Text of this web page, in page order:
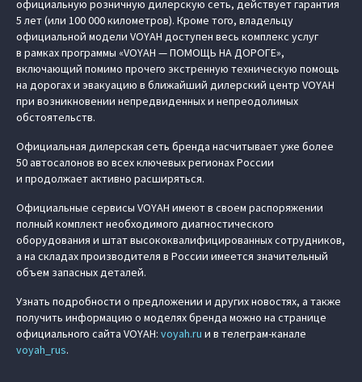
официальную розничную дилерскую сеть, действует гарантия
5 лет (или 100 000 километров). Кроме того, владельцу
официальной модели VOYAH доступен весь комплекс услуг
в рамках программы «VOYAH — ПОМОЩЬ НА ДОРОГЕ»,
включающий помимо прочего экстренную техническую помощь
на дорогах и эвакуацию в ближайший дилерский центр VOYAH
при возникновении непредвиденных и непреодолимых
обстоятельств.
Официальная дилерская сеть бренда насчитывает уже более
50 автосалонов во всех ключевых регионах России
и продолжает активно расширяться.
Официальные сервисы VOYAH имеют в своем распоряжении
полный комплект необходимого диагностического
оборудования и штат высококвалифицированных сотрудников,
а на складах производителя в России имеется значительный
объем запасных деталей.
Узнать подробности о предложении и других новостях, а также
получить информацию о моделях бренда можно на странице
официального сайта VOYAH: voyah.ru и в телеграм-канале
voyah_rus.